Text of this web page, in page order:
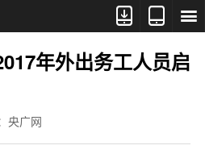



年外出务工人员启
央广网